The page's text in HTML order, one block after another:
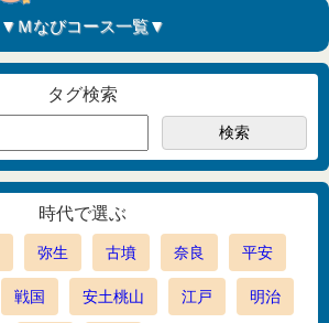
▼Ｍなびコース一覧▼
タグ検索
時代で選ぶ
弥生 古墳 奈良 平安
戦国 安土桃山 江戸 明治